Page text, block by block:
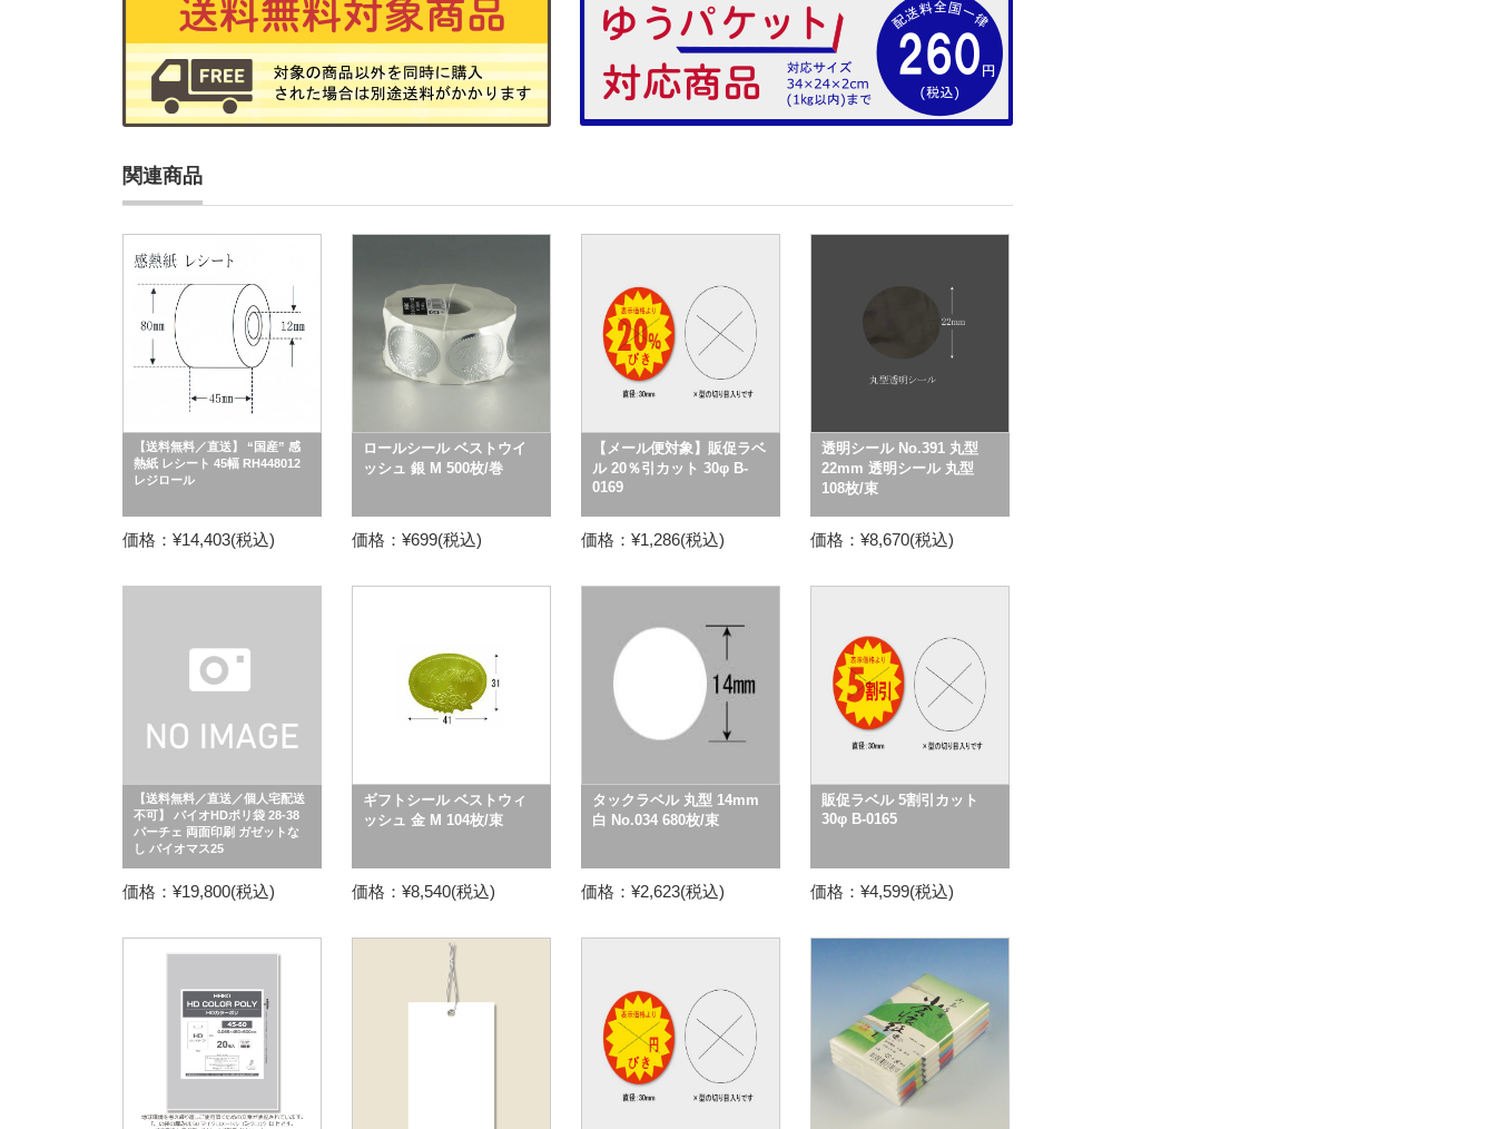
関連商品
【送料無料／直送】 “国産” 感
熱紙 レシート 45幅 RH448012
レジロール
価格：¥14,403(税込)
ロールシール ベストウイ
ッシュ 銀 M 500枚/巻
価格：¥699(税込)
【メール便対象】販促ラベ
ル 20％引カット 30φ B-
0169
価格：¥1,286(税込)
透明シール No.391 丸型
22mm 透明シール 丸型
108枚/束
価格：¥8,670(税込)
【送料無料／直送／個人宅配送
不可】 バイオHDポリ袋 28-38
パーチェ 両面印刷 ガゼットな
し バイオマス25
価格：¥19,800(税込)
ギフトシール ベストウィ
ッシュ 金 M 104枚/束
価格：¥8,540(税込)
タックラベル 丸型 14mm
白 No.034 680枚/束
価格：¥2,623(税込)
販促ラベル 5割引カット
30φ B-0165
価格：¥4,599(税込)